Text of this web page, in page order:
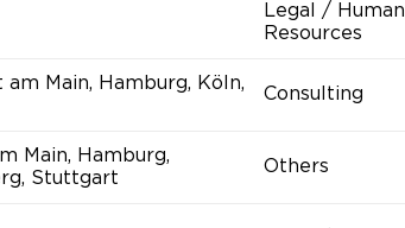
Legal / Human
Resources
Main, Hamburg, Köln,
Consulting
Main, Hamburg,
Stuttgart
Others